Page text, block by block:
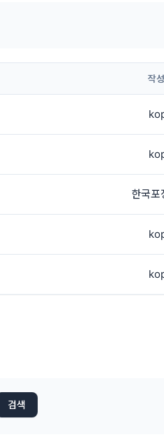
작
한국포
검색